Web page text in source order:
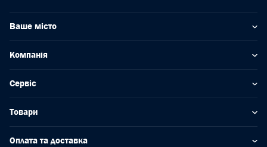
Ваше місто
Компанія
Сервіс
Товари
Оплата та доставка